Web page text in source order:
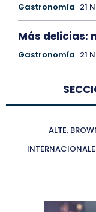
Gastronomía 21
Más delicias:
Gastronomía 21
ALTE.